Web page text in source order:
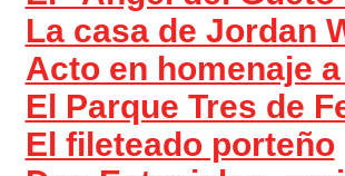
La casa de Jordan
Acto en homenaje
El Parque Tres de
El fileteado porteño